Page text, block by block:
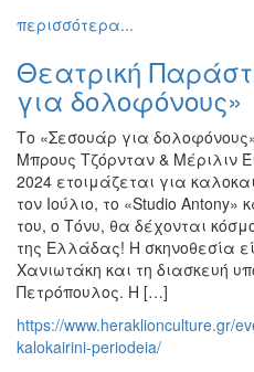
για
Παιδιά
Εκδηλώσεις
ΤΟΠΟΣ
ΜΑΣ
ΔΗΜΟΣ
περισσότερα...
Θεατρική
για δολοφόνους»
Το «Σεσουάρ για
Mπρους Τζόρνταν & Μέριλιν
2024 ετοιμάζεται για
τον Ιούλιο, το «Studio
του, ο Τόνυ, θα δέχονται
της Ελλάδας! Η σκηνοθεσία
Χανιωτάκη και τη διασκευή
Πετρόπουλος. Η […]
https://www.heraklionculture.gr/
kalokairini-periodeia/